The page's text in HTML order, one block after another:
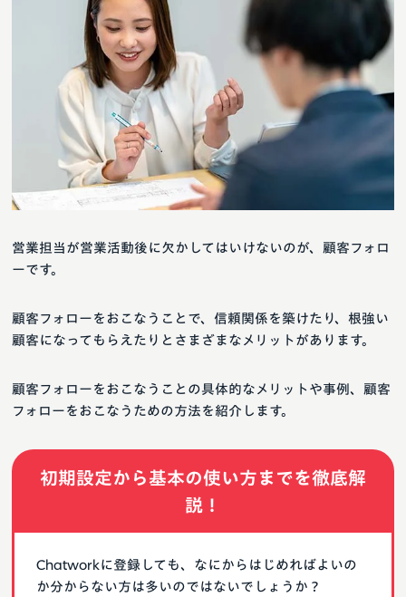
顧客フォローをおこなうことの具体的なメリットや事例、顧客
フォローをおこなうための方法を紹介します。
顧客フォローをおこなうことで、信頼関係を築けたり、根強い
顧客になってもらえたりとさまざまなメリットがあります。
営業担当が営業活動後に欠かしてはいけないのが、顧客フォロ
ーです。
初期設定から基本の使い方までを徹底解
説！
Chatworkに登録しても、なにからはじめればよいの
か分からない方は多いのではないでしょうか？